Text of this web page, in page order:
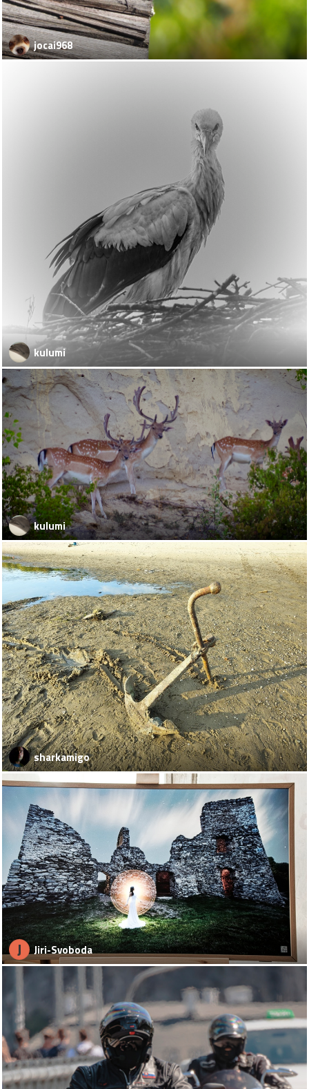
jocai968
kulumi
kulumi
sharkamigo
J Jiri-Svoboda